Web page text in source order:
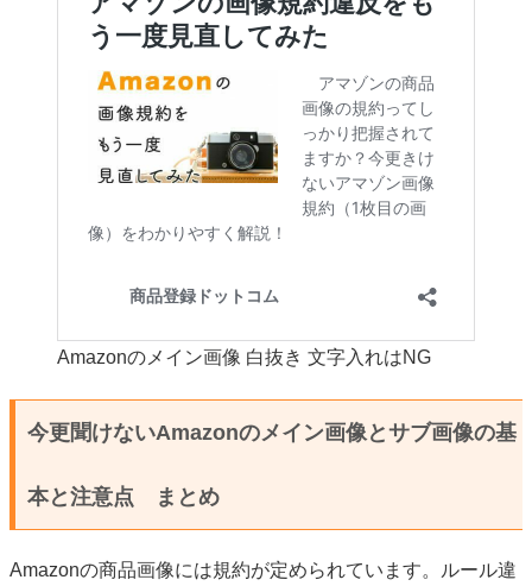
Amazonのメイン画像 白抜き 文字入れはNG
今更聞けないAmazonのメイン画像とサブ画像の基
本と注意点 まとめ
Amazonの商品画像には規約が定められています。ルール違